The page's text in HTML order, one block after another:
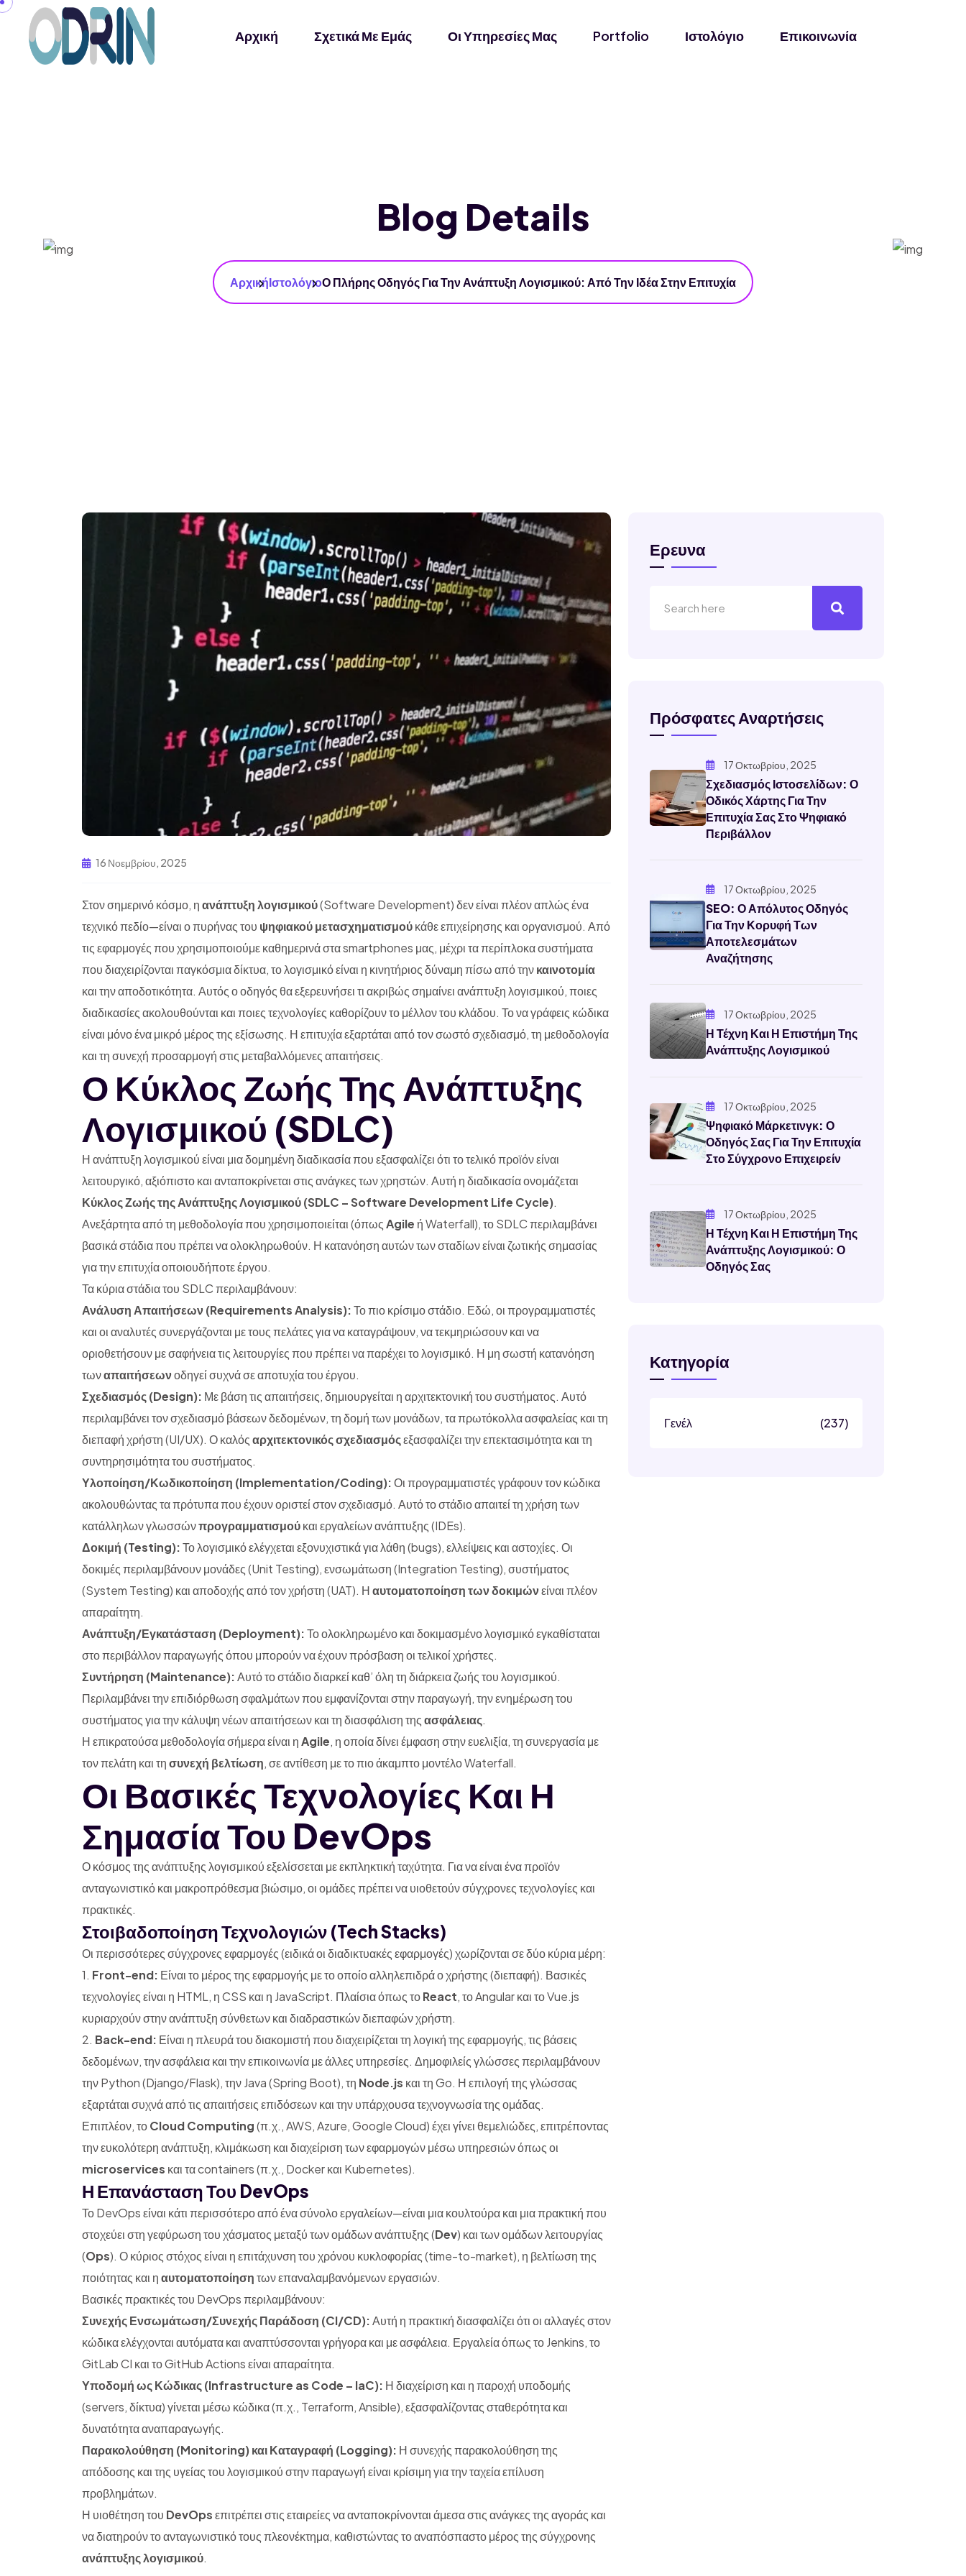
Αρχική Σχετικά Με Εμάς Οι Υπηρεσίες Μας Portfolio Ιστολόγιο Επικοινωνία
Blog Details
ΑρχικήΙστολόγιοΟ Πλήρης Οδηγός Για Την Ανάπτυξη Λογισμικού: Από Την Ιδέα Στην Επιτυχία
16 Νοεμβρίου, 2025
Στον σημερινό κόσμο, ηανάπτυξη λογισμικού(Software Development) δεν είναι πλέον απλώς ένα
τεχνικό πεδίο—είναι ο πυρήνας του ψηφιακού μετασχηματισμούκάθε επιχείρησης και οργανισμού. Από
τις εφαρμογές που χρησιμοποιούμε καθημερινά στα smartphones μας, μέχρι τα περίπλοκα συστήματα
που διαχειρίζονται παγκόσμια δίκτυα, το λογισμικό είναι η κινητήριος δύναμη πίσω από τηνκαινοτομία
και την αποδοτικότητα. Αυτός ο οδηγός θα εξερευνήσει τι ακριβώς σημαίνει ανάπτυξη λογισμικού, ποιες
διαδικασίες ακολουθούνται και ποιες τεχνολογίες καθορίζουν το μέλλον του κλάδου. Το να γράφεις κώδικα
είναι μόνο ένα μικρό μέρος της εξίσωσης. Η επιτυχία εξαρτάται από τον σωστό σχεδιασμό, τη μεθοδολογία
και τη συνεχή προσαρμογή στις μεταβαλλόμενες απαιτήσεις.
Ο Κύκλος Ζωής Της Ανάπτυξης
Λογισμικού (SDLC)
Η ανάπτυξη λογισμικού είναι μια δομημένη διαδικασία που εξασφαλίζει ότι το τελικό προϊόν είναι
λειτουργικό, αξιόπιστο και ανταποκρίνεται στις ανάγκες των χρηστών. Αυτή η διαδικασία ονομάζεται
Κύκλος Ζωής της Ανάπτυξης Λογισμικού (SDLC – Software Development Life Cycle).
Ανεξάρτητα από τη μεθοδολογία που χρησιμοποιείται (όπωςAgile ή Waterfall), το SDLC περιλαμβάνει
βασικά στάδια που πρέπει να ολοκληρωθούν. Η κατανόηση αυτών των σταδίων είναι ζωτικής σημασίας
για την επιτυχία οποιουδήποτε έργου.
Τα κύρια στάδια του SDLC περιλαμβάνουν:
Ανάλυση Απαιτήσεων (Requirements Analysis):Το πιο κρίσιμο στάδιο. Εδώ, οι προγραμματιστές
και οι αναλυτές συνεργάζονται με τους πελάτες για να καταγράψουν, να τεκμηριώσουν και να
οριοθετήσουν με σαφήνεια τις λειτουργίες που πρέπει να παρέχει το λογισμικό. Η μη σωστή κατανόηση
τωναπαιτήσεωνοδηγεί συχνά σε αποτυχία του έργου.
Σχεδιασμός (Design): Με βάση τις απαιτήσεις, δημιουργείται η αρχιτεκτονική του συστήματος. Αυτό
περιλαμβάνει τον σχεδιασμό βάσεων δεδομένων, τη δομή των μονάδων, τα πρωτόκολλα ασφαλείας και τη
διεπαφή χρήστη (UI/UX). Ο καλόςαρχιτεκτονικός σχεδιασμόςεξασφαλίζει την επεκτασιμότητα και τη
συντηρησιμότητα του συστήματος.
Υλοποίηση/Κωδικοποίηση (Implementation/Coding):Οι προγραμματιστές γράφουν τον κώδικα
ακολουθώντας τα πρότυπα που έχουν οριστεί στον σχεδιασμό. Αυτό το στάδιο απαιτεί τη χρήση των
κατάλληλων γλωσσώνπρογραμματισμούκαι εργαλείων ανάπτυξης (IDEs).
Δοκιμή (Testing):Το λογισμικό ελέγχεται εξονυχιστικά για λάθη (bugs), ελλείψεις και αστοχίες. Οι
δοκιμές περιλαμβάνουν μονάδες (Unit Testing), ενσωμάτωση (Integration Testing), συστήματος
(System Testing) και αποδοχής από τον χρήστη (UAT). Ηαυτοματοποίηση των δοκιμώνείναι πλέον
απαραίτητη.
Ανάπτυξη/Εγκατάσταση (Deployment):Το ολοκληρωμένο και δοκιμασμένο λογισμικό εγκαθίσταται
στο περιβάλλον παραγωγής όπου μπορούν να έχουν πρόσβαση οι τελικοί χρήστες.
Συντήρηση (Maintenance):Αυτό το στάδιο διαρκεί καθ’ όλη τη διάρκεια ζωής του λογισμικού.
Περιλαμβάνει την επιδιόρθωση σφαλμάτων που εμφανίζονται στην παραγωγή, την ενημέρωση του
συστήματος για την κάλυψη νέων απαιτήσεων και τη διασφάλιση τηςασφάλειας.
Η επικρατούσα μεθοδολογία σήμερα είναι ηAgile, η οποία δίνει έμφαση στην ευελιξία, τη συνεργασία με
τον πελάτη και τησυνεχή βελτίωση, σε αντίθεση με το πιο άκαμπτο μοντέλο Waterfall.
Οι Βασικές Τεχνολογίες Και Η
Σημασία Του DevOps
Ο κόσμος της ανάπτυξης λογισμικού εξελίσσεται με εκπληκτική ταχύτητα. Για να είναι ένα προϊόν
ανταγωνιστικό και μακροπρόθεσμα βιώσιμο, οι ομάδες πρέπει να υιοθετούν σύγχρονες τεχνολογίες και
πρακτικές.
Στοιβαδοποίηση Τεχνολογιών (Tech Stacks)
Οι περισσότερες σύγχρονες εφαρμογές (ειδικά οι διαδικτυακές εφαρμογές) χωρίζονται σε δύο κύρια μέρη:
1. Front-end: Είναι το μέρος της εφαρμογής με το οποίο αλληλεπιδρά ο χρήστης (διεπαφή). Βασικές
τεχνολογίες είναι η HTML, η CSS και η JavaScript. Πλαίσια όπως τοReact, το Angular και το Vue.js
κυριαρχούν στην ανάπτυξη σύνθετων και διαδραστικών διεπαφών χρήστη.
2. Back-end: Είναι η πλευρά του διακομιστή που διαχειρίζεται τη λογική της εφαρμογής, τις βάσεις
δεδομένων, την ασφάλεια και την επικοινωνία με άλλες υπηρεσίες. Δημοφιλείς γλώσσες περιλαμβάνουν
την Python (Django/Flask), την Java (Spring Boot), τη Node.js και τη Go. Η επιλογή της γλώσσας
εξαρτάται συχνά από τις απαιτήσεις επιδόσεων και την υπάρχουσα τεχνογνωσία της ομάδας.
Επιπλέον, τοCloud Computing(π.χ., AWS, Azure, Google Cloud) έχει γίνει θεμελιώδες, επιτρέποντας
την ευκολότερη ανάπτυξη, κλιμάκωση και διαχείριση των εφαρμογών μέσω υπηρεσιών όπως οι
microservices και τα containers (π.χ., Docker και Kubernetes).
Η Επανάσταση Του DevOps
Το DevOps είναι κάτι περισσότερο από ένα σύνολο εργαλείων—είναι μια κουλτούρα και μια πρακτική που
στοχεύει στη γεφύρωση του χάσματος μεταξύ των ομάδων ανάπτυξης (Dev) και των ομάδων λειτουργίας
(Ops). Ο κύριος στόχος είναι η επιτάχυνση του χρόνου κυκλοφορίας (time-to-market), η βελτίωση της
ποιότητας και ηαυτοματοποίησητων επαναλαμβανόμενων εργασιών.
Βασικές πρακτικές του DevOps περιλαμβάνουν:
Συνεχής Ενσωμάτωση/Συνεχής Παράδοση (CI/CD):Αυτή η πρακτική διασφαλίζει ότι οι αλλαγές στον
κώδικα ελέγχονται αυτόματα και αναπτύσσονται γρήγορα και με ασφάλεια. Εργαλεία όπως το Jenkins, το
GitLab CI και το GitHub Actions είναι απαραίτητα.
Υποδομή ως Κώδικας (Infrastructure as Code – IaC): Η διαχείριση και η παροχή υποδομής
(servers, δίκτυα) γίνεται μέσω κώδικα (π.χ., Terraform, Ansible), εξασφαλίζοντας σταθερότητα και
δυνατότητα αναπαραγωγής.
Παρακολούθηση (Monitoring) και Καταγραφή (Logging): Η συνεχής παρακολούθηση της
απόδοσης και της υγείας του λογισμικού στην παραγωγή είναι κρίσιμη για την ταχεία επίλυση
προβλημάτων.
Η υιοθέτηση του DevOpsεπιτρέπει στις εταιρείες να ανταποκρίνονται άμεσα στις ανάγκες της αγοράς και
να διατηρούν το ανταγωνιστικό τους πλεονέκτημα, καθιστώντας το αναπόσπαστο μέρος της σύγχρονης
ανάπτυξης λογισμικού.
Ερευνα
Πρόσφατες Αναρτήσεις
17 Οκτωβρίου, 2025
Σχεδιασμός Ιστοσελίδων: Ο
Οδικός Χάρτης Για Την
Επιτυχία Σας Στο Ψηφιακό
Περιβάλλον
17 Οκτωβρίου, 2025
SEO: Ο Απόλυτος Οδηγός
Για Την Κορυφή Των
Αποτελεσμάτων
Αναζήτησης
17 Οκτωβρίου, 2025
Η Τέχνη Και Η Επιστήμη Της
Ανάπτυξης Λογισμικού
17 Οκτωβρίου, 2025
Ψηφιακό Μάρκετινγκ: Ο
Οδηγός Σας Για Την Επιτυχία
Στο Σύγχρονο Επιχειρείν
17 Οκτωβρίου, 2025
Η Τέχνη Και Η Επιστήμη Της
Ανάπτυξης Λογισμικού: Ο
Οδηγός Σας
Κατηγορία
Γενέλ (237)